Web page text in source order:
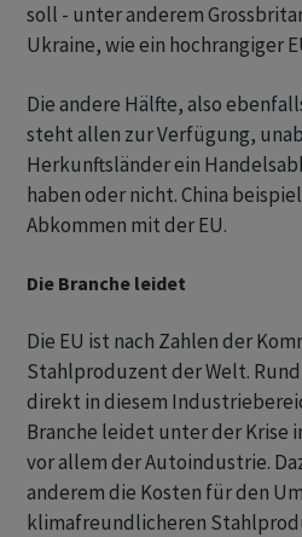
soll - unter anderem
Ukraine, wie ein hochrangiger
Die andere Hälfte, also
steht allen zur Verfügung,
Herkunftsländer ein
haben oder nicht. China
Abkommen mit der EU.
Die Branche leidet
Die EU ist nach Zahlen der
Stahlproduzent der Welt. Rund
direkt in diesem
Branche leidet unter der Krise
vor allem der Autoindustrie.
anderem die Kosten für den
klimafreundlicheren